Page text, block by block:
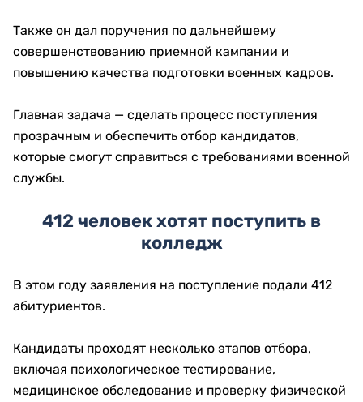
Также он дал поручения по дальнейшему
совершенствованию приемной кампании и
повышению качества подготовки военных кадров.
Главная задача — сделать процесс поступления
прозрачным и обеспечить отбор кандидатов,
которые смогут справиться с требованиями военной
службы.
412 человек хотят поступить в
колледж
В этом году заявления на поступление подали 412
абитуриентов.
Кандидаты проходят несколько этапов отбора,
включая психологическое тестирование,
медицинское обследование и проверку физической